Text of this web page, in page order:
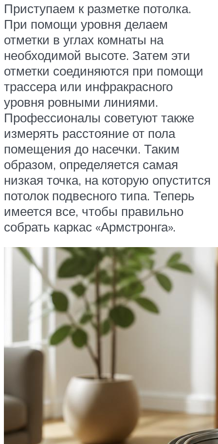
Приступаем к разметке потолка.
При помощи уровня делаем
отметки в углах комнаты на
необходимой высоте. Затем эти
отметки соединяются при помощи
трассера или инфракрасного
уровня ровными линиями.
Профессионалы советуют также
измерять расстояние от пола
помещения до насечки. Таким
образом, определяется самая
низкая точка, на которую опустится
потолок подвесного типа. Теперь
имеется все, чтобы правильно
собрать каркас «Армстронга».